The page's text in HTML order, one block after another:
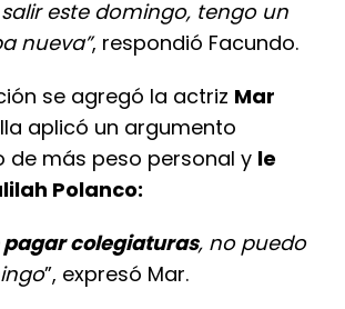
este domingo, tengo un
nueva”, respondió Facundo.
se agregó la actriz Mar
aplicó un argumento
de más peso personal y le
Polanco:
colegiaturas, no puedo
”, expresó Mar.